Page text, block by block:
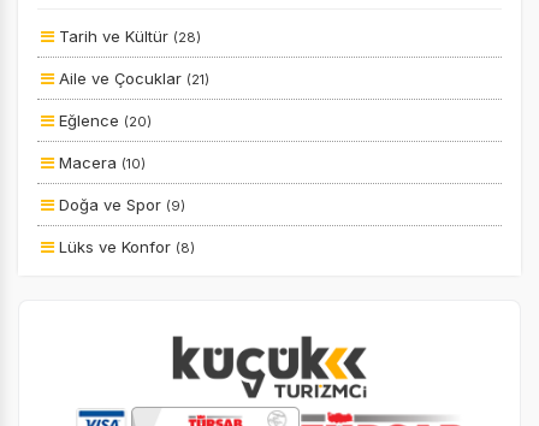
Size Özel
Planlanan
Otobüs Ile
Uçak Ile
Ekstralar Dahil
Tarih ve Kültür (28)
Aile ve Çocuklar (21)
Eğlence (20)
Macera (10)
Doğa ve Spor (9)
Lüks ve Konfor (8)
Ulaşım ve Transfer(4)
Deniz(2)